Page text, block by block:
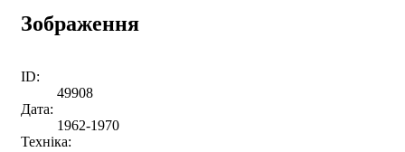
Зображення
ID:
49908
Дата:
1962-1970
Техніка: